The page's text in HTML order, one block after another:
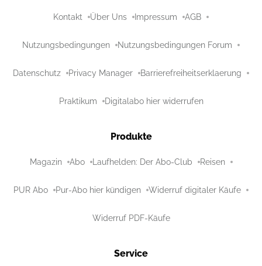
Kontakt Über Uns Impressum AGB
Nutzungsbedingungen Nutzungsbedingungen Forum
Datenschutz Privacy Manager Barrierefreiheitserklaerung
Praktikum Digitalabo hier widerrufen
Produkte
Magazin Abo Laufhelden: Der Abo-Club Reisen
PUR Abo Pur-Abo hier kündigen Widerruf digitaler Käufe
Widerruf PDF-Käufe
Service